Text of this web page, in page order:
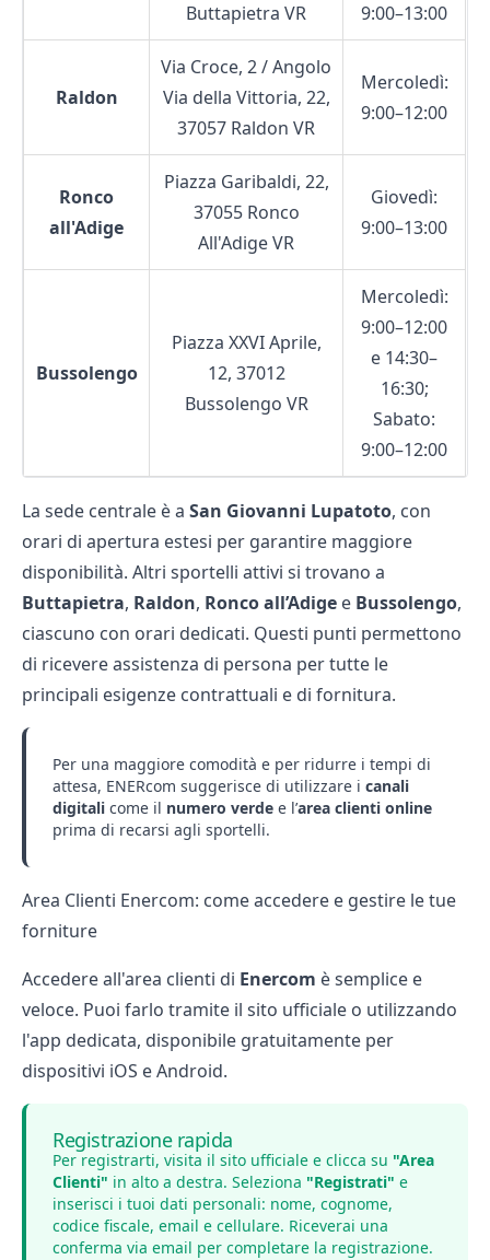
Buttapietra VR
9:00–13:00
Raldon
Via Croce, 2 / Angolo
Via della Vittoria, 22,
37057 Raldon VR
Mercoledì:
9:00–12:00
Ronco
all'Adige
Piazza Garibaldi, 22,
37055 Ronco
All'Adige VR
Giovedì:
9:00–13:00
Bussolengo
Piazza XXVI Aprile,
12, 37012
Bussolengo VR
Mercoledì:
9:00–12:00
e 14:30–
16:30;
Sabato:
9:00–12:00
La sede centrale è a San Giovanni Lupatoto, con
orari di apertura estesi per garantire maggiore
disponibilità. Altri sportelli attivi si trovano a
Buttapietra, Raldon, Ronco all’Adige e Bussolengo,
ciascuno con orari dedicati. Questi punti permettono
di ricevere assistenza di persona per tutte le
principali esigenze contrattuali e di fornitura.
Per una maggiore comodità e per ridurre i tempi di
attesa, ENERcom suggerisce di utilizzare i canali
digitali come il numero verde e l’area clienti online
prima di recarsi agli sportelli.
Area Clienti Enercom: come accedere e gestire le tue
forniture
Accedere all'area clienti di Enercom è semplice e
veloce. Puoi farlo tramite il sito ufficiale o utilizzando
l'app dedicata, disponibile gratuitamente per
dispositivi iOS e Android.
Registrazione rapida
Per registrarti, visita il sito ufficiale e clicca su "Area
Clienti" in alto a destra. Seleziona "Registrati" e
inserisci i tuoi dati personali: nome, cognome,
codice fiscale, email e cellulare. Riceverai una
conferma via email per completare la registrazione.